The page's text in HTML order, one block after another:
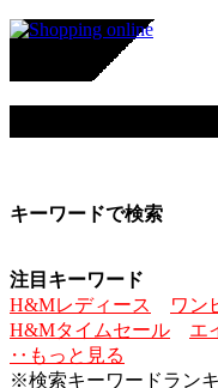
キーワードで検索
注目キーワード
H&Mレディース
ワン
H&Mタイムセール
エ
‥もっと見る
※検索キーワードラン